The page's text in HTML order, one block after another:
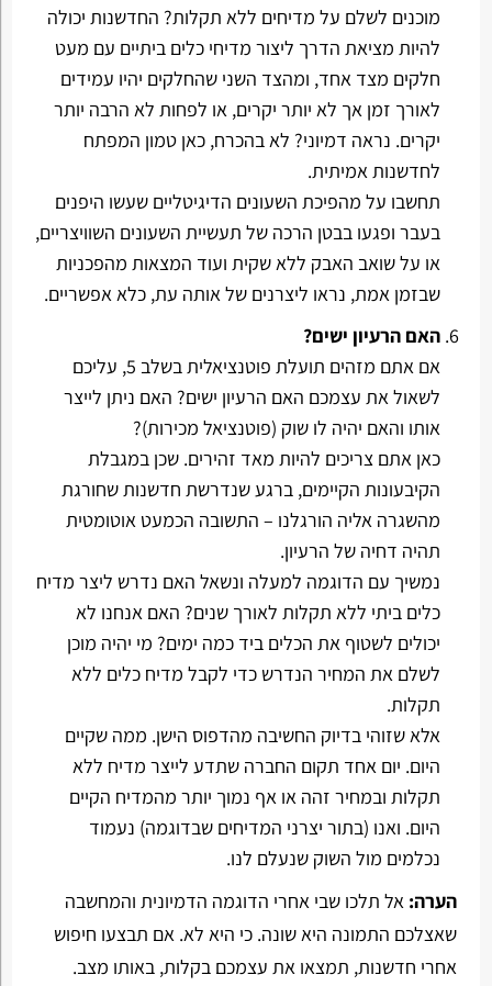
מוכנים לשלם על מדיחים ללא תקלות? החדשנות יכולה
להיות מציאת הדרך ליצור מדיחי כלים ביתיים עם מעט
חלקים מצד אחד, ומהצד השני שהחלקים יהיו עמידים
לאורך זמן אך לא יותר יקרים, או לפחות לא הרבה יותר
יקרים. נראה דמיוני? לא בהכרח, כאן טמון המפתח
לחדשנות אמיתית.
תחשבו על מהפיכת השעונים הדיגיטליים שעשו היפנים
בעבר ופגעו בבטן הרכה של תעשיית השעונים השוויצריים,
או על שואב האבק ללא שקית ועוד המצאות מהפכניות
שבזמן אמת, נראו ליצרנים של אותה עת, כלא אפשריים.
האם הרעיון ישים?
אם אתם מזהים תועלת פוטנציאלית בשלב 5, עליכם
לשאול את עצמכם האם הרעיון ישים? האם ניתן לייצר
אותו והאם יהיה לו שוק (פוטנציאל מכירות)?
כאן אתם צריכים להיות מאד זהירים. שכן במגבלת
הקיבעונות הקיימים, ברגע שנדרשת חדשנות שחורגת
מהשגרה אליה הורגלנו – התשובה הכמעט אוטומטית
תהיה דחיה של הרעיון.
נמשיך עם הדוגמה למעלה ונשאל האם נדרש ליצר מדיח
כלים ביתי ללא תקלות לאורך שנים? האם אנחנו לא
יכולים לשטוף את הכלים ביד כמה ימים? מי יהיה מוכן
לשלם את המחיר הנדרש כדי לקבל מדיח כלים ללא
תקלות.
אלא שזוהי בדיוק החשיבה מהדפוס הישן. ממה שקיים
היום. יום אחד תקום החברה שתדע לייצר מדיח ללא
תקלות ובמחיר זהה או אף נמוך יותר מהמדיח הקיים
היום. ואנו (בתור יצרני המדיחים שבדוגמה) נעמוד
נכלמים מול השוק שנעלם לנו.
הערה: אל תלכו שבי אחרי הדוגמה הדמיונית והמחשבה
שאצלכם התמונה היא שונה. כי היא לא. אם תבצעו חיפוש
אחרי חדשנות, תמצאו את עצמכם בקלות, באותו מצב.